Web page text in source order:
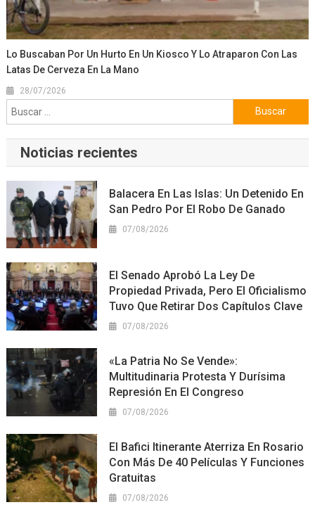
Lo Buscaban Por Un Hurto En Un Kiosco Y Lo Atraparon Con Las
Latas De Cerveza En La Mano
28/07/2026
Buscar:
Noticias recientes
Balacera En Las Islas: Un Detenido En
San Pedro Por El Robo De Ganado
07/08/2026
El Senado Aprobó La Ley De
Propiedad Privada, Pero El Oficialismo
Tuvo Que Retirar Dos Capítulos Clave
07/08/2026
«La Patria No Se Vende»:
Multitudinaria Protesta Y Durísima
Represión En El Congreso
07/08/2026
El Bafici Itinerante Aterriza En Rosario
Con Más De 40 Películas Y Funciones
Gratuitas
07/08/2026